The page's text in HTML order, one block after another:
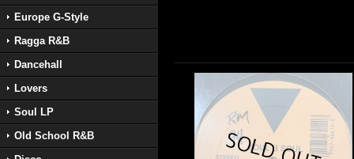
Europe G-Style
Ragga R&B
Dancehall
Lovers
Soul LP
Old School R&B